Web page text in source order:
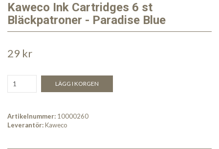
Kaweco Ink Cartridges 6 st
Bläckpatroner - Paradise Blue
29 kr
LÄGG I KORGEN
Artikelnummer: 10000260
Leverantör:Kaweco